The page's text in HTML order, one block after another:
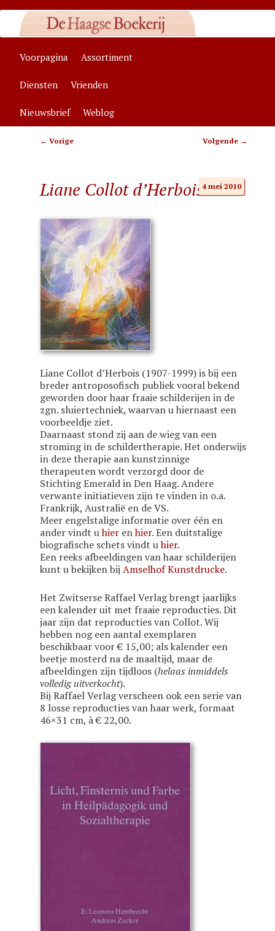
Zelfstandige algemene boekhandel in Den Haag, specialisaties:
antroposofie, wenskaarten
Spring
naar
de
primaire
Spring
naar
de
secundaire
Voorpagina Assortiment
Diensten Vrienden
Nieuwsbrief Weblog
Bericht
← Vorige Volgende →
Liane Collot d’Herbois4 mei 2010
Liane Collot d’Herbois (1907-1999) is bij een
breder antroposofisch publiek vooral bekend
geworden door haar fraaie schilderijen in de
zgn. sluiertechniek, waarvan u hiernaast een
voorbeeldje ziet.
Daarnaast stond zij aan de wieg van een
stroming in de schildertherapie. Het onderwijs
in deze therapie aan kunstzinnige
therapeuten wordt verzorgd door de
Stichting Emerald in Den Haag. Andere
verwante initiatieven zijn te vinden in o.a.
Frankrijk, Australië en de VS.
Meer engelstalige informatie over één en
ander vindt uhier enhier. Een duitstalige
biografische schets vindt uhier.
Een reeks afbeeldingen van haar schilderijen
kunt u bekijken bijAmselhof Kunstdrucke.
Het Zwitserse Raffael Verlag brengt jaarlijks
een kalender uit met fraaie reproducties. Dit
jaar zijn dat reproducties van Collot. Wij
hebben nog een aantal exemplaren
beschikbaar voor € 15,00; als kalender een
beetje mosterd na de maaltijd, maar de
afbeeldingen zijn tijdloos (helaas inmiddels
volledig uitverkocht).
Bij Raffael Verlag verscheen ook een serie van
8 losse reproducties van haar werk, formaat
46×31 cm, à € 22,00.